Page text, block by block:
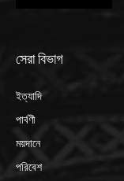
সেরা বিভাগ
ইত্যাদি
পার্বণী
ময়দানে
পরিবেশ